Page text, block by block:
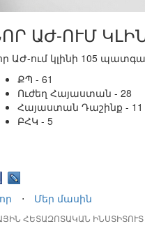
ԱԺ-ՈՒՄ
ԱԺ-ում կլինի 105
ՔՊ - 61
Ուժեղ Հայաստան - 28
Հայաստան Դաշինք - 11
ԲՀԿ - 5
⋅ Մեր մասին
ՀԵՏԱԶՈՏԱԿԱՆ ԻՆՍՏԻՏՈՒՏ